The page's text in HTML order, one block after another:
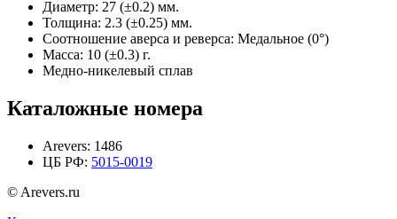
Диаметр: 27 (±0.2) мм.
Толщина: 2.3 (±0.25) мм.
Соотношение аверса и реверса: Медальное (0°)
Масса: 10 (±0.3) г.
Медно-никелевый сплав
Каталожные номера
Arevers: 1486
ЦБ РФ: 5015-0019
© Arevers.ru